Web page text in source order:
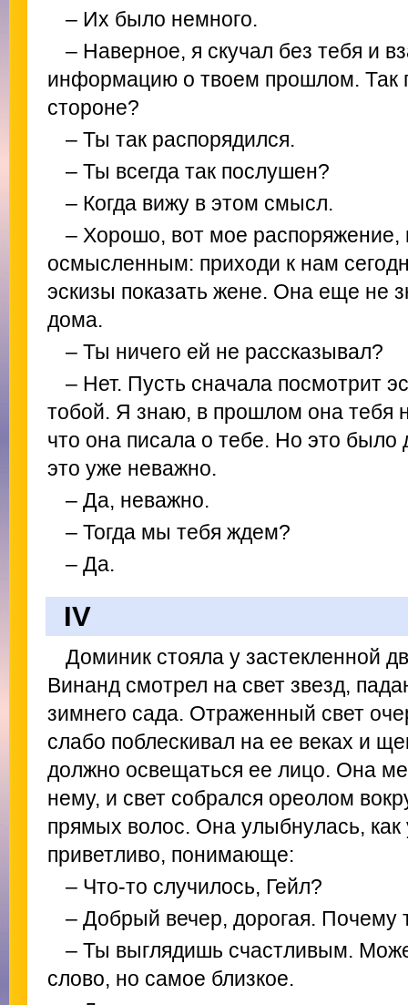
– Их было немного.
– Наверное, я скучал без тебя и
информацию о твоем прошлом. Так
стороне?
– Ты так распорядился.
– Ты всегда так послушен?
– Когда вижу в этом смысл.
– Хорошо, вот мое
осмысленным: приходи к нам
эскизы показать жене. Она еще не
дома.
– Ты ничего ей не рассказывал?
– Нет. Пусть сначала посмотрит
тобой. Я знаю, в прошлом она тебя
что она писала о тебе. Но это
это уже неважно.
– Да, неважно.
– Тогда мы тебя ждем?
– Да.
IV
Доминик стояла у застекленной
Винанд смотрел на свет звезд,
зимнего сада. Отраженный свет
слабо поблескивал на ее веках и
должно освещаться ее лицо. Она
нему, и свет собрался ореолом
прямых волос. Она улыбнулась, как
приветливо, понимающе:
– Что-то случилось, Гейл?
– Добрый вечер, дорогая.
– Ты выглядишь счастливым.
слово, но самое близкое.